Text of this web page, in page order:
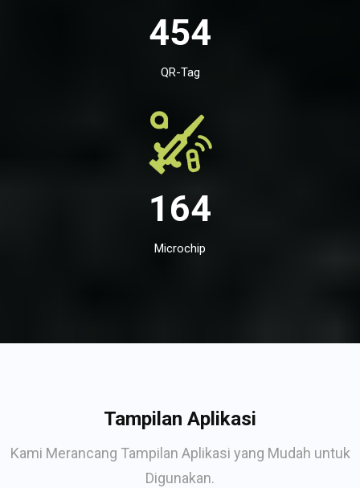
454
QR-Tag
164
Microchip
Tampilan Aplikasi
Kami Merancang Tampilan Aplikasi yang Mudah untuk
Digunakan.